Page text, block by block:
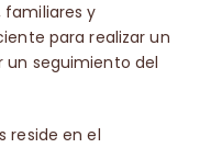
familiares y
para realizar un
seguimiento del
reside en el